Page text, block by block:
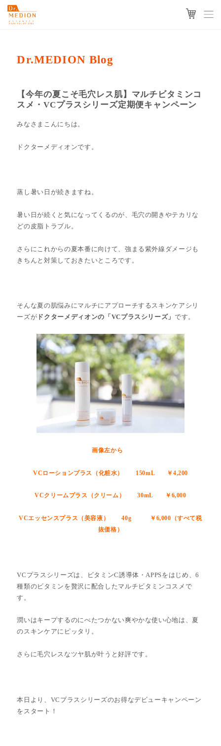
Dr.MEDION Blog
【今年の夏こそ毛穴レス肌】マルチビタミンコ
スメ・VCプラスシリーズ定期便キャンペーン
みなさまこんにちは。
ドクターメディオンです。
蒸し暑い日が続きますね。
暑い日が続くと気になってくるのが、毛穴の開きやテカリな
どの皮脂トラブル。
さらにこれからの夏本番に向けて、強まる紫外線ダメージも
きちんと対策しておきたいところです。
そんな夏の肌悩みにマルチにアプローチするスキンケアシリ
ーズが ドクターメディオンの「VCプラスシリーズ」です。
画像左から
VCローションプラス（化粧水） 150mL ￥4,200
VCクリームプラス（クリーム） 30mL ￥6,000
VCエッセンスプラス（美容液） 40g ￥6,000（すべて税
抜価格）
VCプラスシリーズは、ビタミンC誘導体・APPSをはじめ、6
種類のビタミンを贅沢に配合したマルチビタミンコスメで
す。
潤いはキープするのにべたつかない爽やかな使い心地は、夏
のスキンケアにピッタリ。
さらに毛穴レスなツヤ肌が叶うと好評です。
本日より、VCプラスシリーズのお得なデビューキャンペーン
をスタート！